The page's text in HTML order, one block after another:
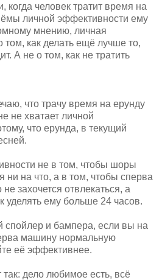
человек тратит время на
личной эффективности ему
мнению, личная
как делать ещё лучше то,
А не о том, как не тратить
что трачу время на ерунду
не хватает личной
что ерунда, в текущий
не в том, чтобы шоры
ни на что, а в том, чтобы сперва
захочется отвлекаться, а
уделять ему больше 24 часов.
спойлер и бампера, если вы на
машину нормальную
её эффективнее.
дело любимое есть, всё